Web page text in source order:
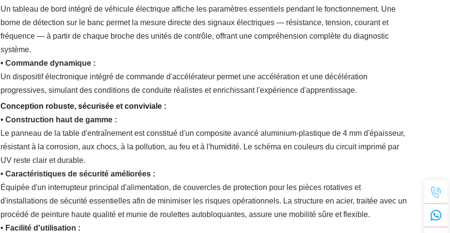
Un tableau de bord intégré de véhicule électrique affiche les paramètres essentiels pendant le fonctionnement. Une
borne de détection sur le banc permet la mesure directe des signaux électriques — résistance, tension, courant et
fréquence — à partir de chaque broche des unités de contrôle, offrant une compréhension complète du diagnostic
système.
• Commande dynamique :
Un dispositif électronique intégré de commande d'accélérateur permet une accélération et une décélération
progressives, simulant des conditions de conduite réalistes et enrichissant l'expérience d'apprentissage.
Conception robuste, sécurisée et conviviale :
• Construction haut de gamme :
Le panneau de la table d'entraînement est constitué d'un composite avancé aluminium-plastique de 4 mm d'épaisseur,
résistant à la corrosion, aux chocs, à la pollution, au feu et à l'humidité. Le schéma en couleurs du circuit imprimé par
UV reste clair et durable.
• Caractéristiques de sécurité améliorées :
Équipée d'un interrupteur principal d'alimentation, de couvercles de protection pour les pièces rotatives et
d'installations de sécurité essentielles afin de minimiser les risques opérationnels. La structure en acier, traitée avec un
procédé de peinture haute qualité et munie de roulettes autobloquantes, assure une mobilité sûre et flexible.
• Facilité d'utilisation :